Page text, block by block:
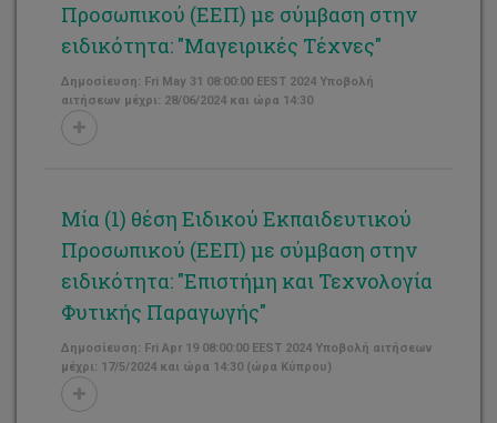
Προσωπικού (ΕΕΠ) με σύμβαση στην
ειδικότητα: "Μαγειρικές Τέχνες"
Δημοσίευση: Fri May 31 08:00:00 EEST 2024 Υποβολή
αιτήσεων μέχρι: 28/06/2024 και ώρα 14:30
Μία (1) θέση Ειδικού Εκπαιδευτικού
Προσωπικού (ΕΕΠ) με σύμβαση στην
ειδικότητα: "Επιστήμη και Τεχνολογία
Φυτικής Παραγωγής"
Δημοσίευση: Fri Apr 19 08:00:00 EEST 2024 Υποβολή αιτήσεων
μέχρι: 17/5/2024 και ώρα 14:30 (ώρα Κύπρου)